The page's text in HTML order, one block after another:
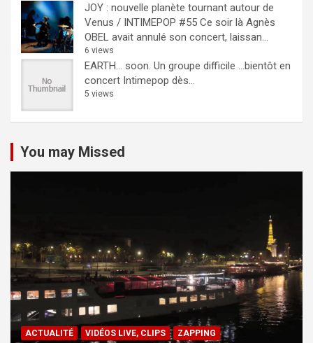
JOY : nouvelle planète tournant autour de
Venus / INTIMEPOP #55 Ce soir là Agnès
OBEL avait annulé son concert, laissan...
6 views
EARTH… soon. Un groupe difficile ...bientôt en
concert Intimepop dès...
5 views
You may Missed
ACTUALITÉ VIDÉOS LIVE, CLIPS ZAPPING